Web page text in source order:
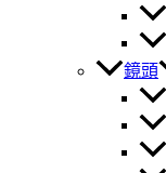
鏡頭